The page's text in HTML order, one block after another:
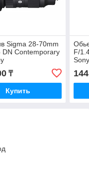
Sigma 28-70mm
DN Contemporary
₸
Купить
F/